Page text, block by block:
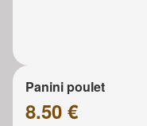
Panini poulet
8.50 €